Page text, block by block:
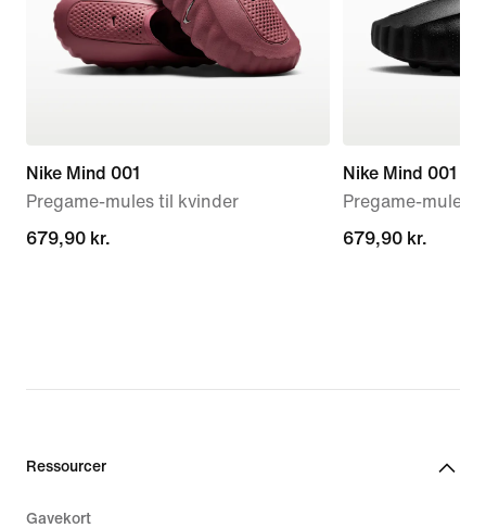
Nike Mind 001
Pregame-mules til kvinder
679,90 kr.
679,90 kr.
Nike Mind 001
Pregame-mules
679,90 kr.
679,90 kr.
Ressourcer
Gavekort